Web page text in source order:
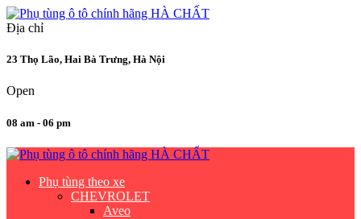
Địa chỉ
23 Thọ Lão, Hai Bà Trưng, Hà Nội
Open
08 am - 06 pm
Phụ tùng theo xe
CHEVROLET
Aveo